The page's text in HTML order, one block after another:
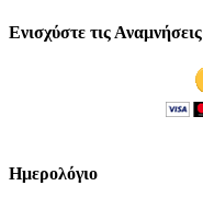
Ενισχύστε τις Αναμνήσεις
Ημερολόγιο